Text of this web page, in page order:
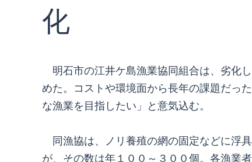
化
明石市の江井ケ島漁業協同組合は、劣化
めた。コストや環境面から長年の課題だっ
な漁業を目指したい」と意気込む。
同漁協は、ノリ養殖の網の固定などに浮
が、その数は年１００～３００個。各漁業